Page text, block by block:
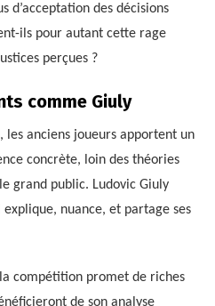
d’acceptation des décisions
ils pour autant cette rage
perçues ?
comme Giuly
les anciens joueurs apportent un
concrète, loin des théories
grand public. Ludovic Giuly
nuance, et partage ses
compétition promet de riches
de son analyse